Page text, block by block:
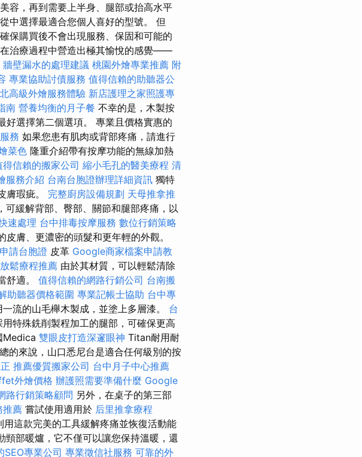
容，再到需要上半身、腿部或抬高水平
中選擇最適合您個人喜好的型號。 但
保購買後不會出現服務、保固和可能的
治療過程中營造出極其愉悅的感覺——
牆壁漏水的處理建議 桃園外燴專業推薦 附
專業協助討債服務 值得信賴的助聽器公
高級外燴服務體驗 新店護理之家照護專
南 營養均衡的月子餐 不幸的是，木製按
好選擇第二個選項。 專業且價格實惠的
務 如果您患有肌肉或背部疼痛，請進行
菜色 隆重介紹帶有按摩功能的無線加熱
得信賴的搬家公司 縮小毛孔的醫美療程 清
服務介紹 台南台胞證辦理詳細資訊 獨特
膚瑕疵。 完整廚房設備規劃 天母推拿推
可緩解背部、臀部、關節和腿部疼痛，以
速處理 台中排毒按摩服務 數位行銷策略
膚、更濃密的頭髮和更年輕的外觀。
請台胞證 皮革 Google商家檔案申請教
鬆療程推薦 由於其材質，可以輕鬆清除
舒適。 值得信賴的網路行銷公司 台南搬
助聽器價格範圍 專業記帳士協助 台中專
流的山毛櫸木製成，並塗上多層漆。 台
特殊銑削製程加工的腿部，可確保更高
Medica 雙眼皮打造深邃眼神 Titan耐用耐
的來說，山口悉尼台是適合任何級別的按
推薦優質搬家公司 台中月子中心推薦
外燴價格 辦護照需要準備什麼 Google
路行銷策略顧問 另外，在桌子的第三部
推薦 嘗試使用適用於 后里推拿療程
這款完美的工具緩解疼痛並恢復活動能
頸部暖爐，它不僅可以讓您保持溫暖，還
SEO專業公司 專業徵信社服務 可靠的外